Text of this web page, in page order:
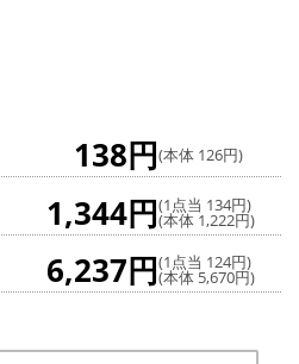
138円(本体 126円)
1,344円(1点当 134円)
(本体 1,222円)
6,237円(1点当 124円)
(本体 5,670円)